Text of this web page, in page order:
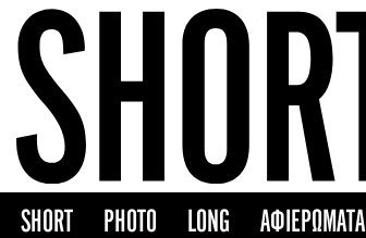
Skip
to
content
SHORT PHOTO LONG
ΑΦΙΕΡΩΜΑΤΑ